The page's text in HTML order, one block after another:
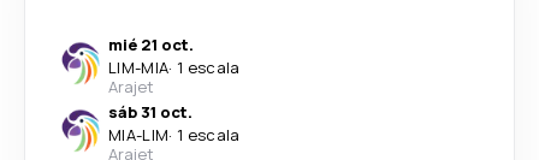
mié 21 oct.
LIM-MIA· 1 escala
Arajet
sáb 31 oct.
MIA-LIM· 1 escala
Arajet